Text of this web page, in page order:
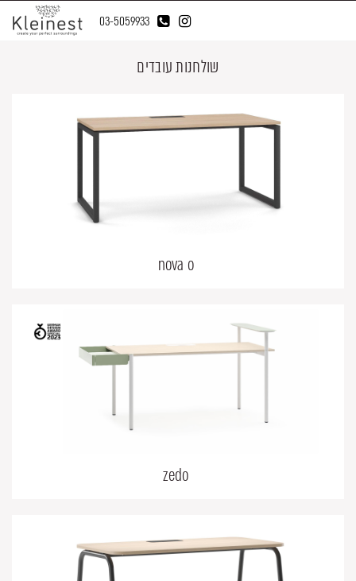
03-5059933
שולחנות עובדים
nova o
zedo